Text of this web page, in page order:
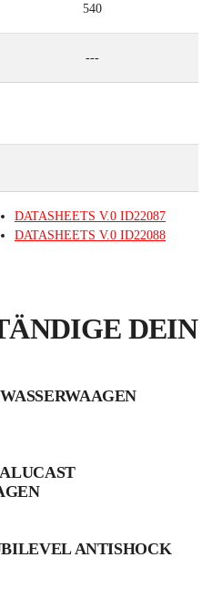
540
---
DATASHEETS V.0 ID22087
DATASHEETS V.0 ID22088
DEIN
ANTISHOCK